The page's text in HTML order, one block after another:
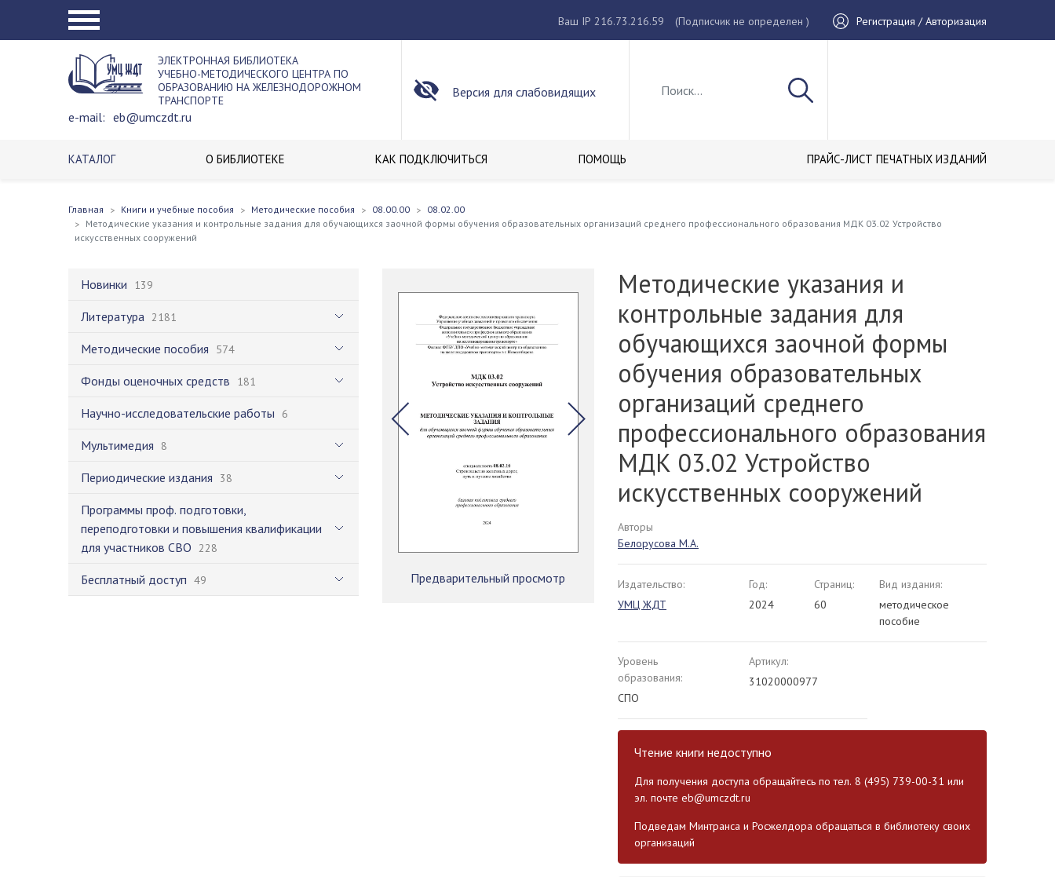
Ваш IP 216.73.216.59 (Подписчик не определен ) Регистрация / Авторизация
ЭЛЕКТРОННАЯ БИБЛИОТЕКА
УЧЕБНО-МЕТОДИЧЕСКОГО ЦЕНТРА ПО
ОБРАЗОВАНИЮ НА ЖЕЛЕЗНОДОРОЖНОМ
ТРАНСПОРТЕ
e-mail: eb@umczdt.ru
Версия для слабовидящих
КАТАЛОГ О БИБЛИОТЕКЕ КАК ПОДКЛЮЧИТЬСЯ ПОМОЩЬ ПРАЙС-ЛИСТ ПЕЧАТНЫХ ИЗДАНИЙ
Главная Книги и учебные пособия Методические пособия 08.00.00
08.02.00
Методические указания и контрольные задания для обучающихся заочной формы обучения образовательных организаций среднего профессионального образования МДК 03.02 Устройство
искусственных сооружений
Новинки 139
Литература 2181
Методические пособия 574
Фонды оценочных средств 181
Научно-исследовательские работы 6
Мультимедия 8
Периодические издания 38
Программы проф. подготовки,
переподготовки и повышения квалификации
для участников СВО 228
Бесплатный доступ 49 Предварительный просмотр
Методические указания и
контрольные задания для
обучающихся заочной формы
обучения образовательных
организаций среднего
профессионального образования
МДК 03.02 Устройство
искусственных сооружений
Авторы
Белорусова М.А.
Издательство:
УМЦ ЖДТ
Год:
2024
Страниц:
60
Вид издания:
методическое
пособие
Уровень
образования:
СПО
Артикул:
31020000977
Чтение книги недоступно
Для получения доступа обращайтесь по тел. 8 (495) 739-00-31 или
эл. почте eb@umczdt.ru
Подведам Минтранса и Росжелдора обращаться в библиотеку своих
организаций